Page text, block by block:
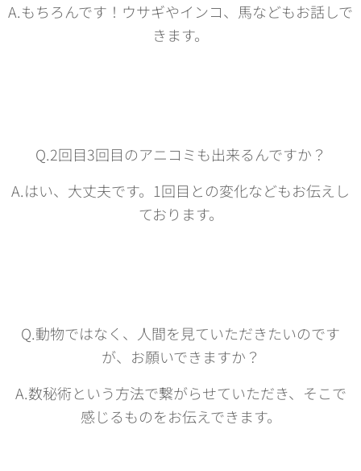
A.もちろんです！ウサギやインコ、馬などもお話しで
きます。
Q.2回目3回目のアニコミも出来るんですか？
A.はい、大丈夫です。1回目との変化などもお伝えし
ております。
Q.動物ではなく、人間を見ていただきたいのです
が、お願いできますか？
A.数秘術という方法で繋がらせていただき、そこで
感じるものをお伝えできます。